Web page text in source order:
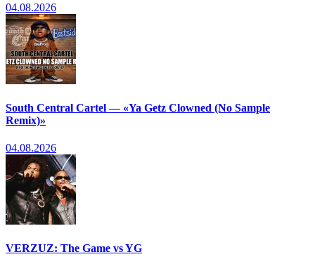
04.08.2026
South Central Cartel — «Ya Getz Clowned (No Sample
Remix)»
04.08.2026
VERZUZ: The Game vs YG